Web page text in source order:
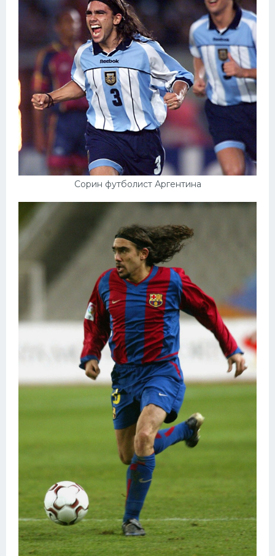
Сорин футболист Аргентина